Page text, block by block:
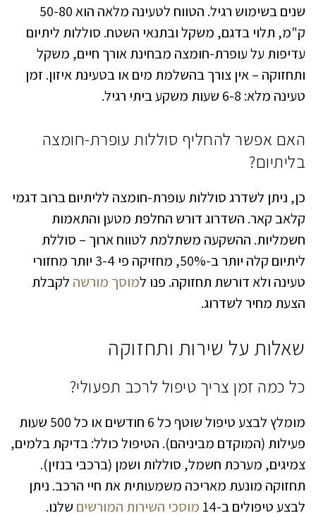
שנים בשימוש רגיל. הטווח לטעינה מלאה הוא 50-80
ק"מ, תלוי בדגם, משקל ובתנאי השטח. סוללות ליתיום
עדיפות על עופרת-חומצה מבחינת אורך חיים, משקל
ותחזוקה – אין צורך בהשלמת מים או בטעינת איזון. זמן
טעינה מלא: 6-8 שעות משקע ביתי רגיל.
האם אפשר להחליף סוללות עופרת-חומצה
בליתיום?
כן, ניתן לשדרג סוללות עופרת-חומצה לליתיום ברוב דגמי
קלאב קאר. השדרוג דורש החלפת מטען והתאמות
חשמליות. ההשקעה משתלמת לטווח ארוך – סוללת
ליתיום קלה יותר ב-50%, מחזיקה פי 3-4 יותר מחזורי
טעינה ולא דורשת תחזוקה. פנו למוסך מורשה לקבלת
הצעת מחיר לשדרוג.
שאלות על שירות ותחזוקה
כל כמה זמן צריך טיפול לרכב תפעולי?
מומלץ לבצע טיפול שוטף כל 6 חודשים או כל 500 שעות
פעילות (המוקדם מביניהם). הטיפול כולל: בדיקת בלמים,
צמיגים, מערכת חשמל, סוללות ושמן (ברכבי בנזין).
תחזוקה מונעת מאריכה משמעותית את חיי הרכב. ניתן
לבצע טיפולים ב-14
מוסכי השירות המורשים שלנו.